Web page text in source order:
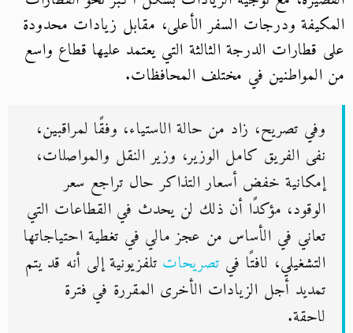
المكيفة ودرجات السفر الأعلى، مقابل زيادات محدودة
على قطارات الدرجة الثالثة التي يعتمد عليها قطاع واسع
من المواطنين في مختلف المحافظات.
وفي تصريح، زاد من حالة الاستياء، وفقًا لمراقبين،
نفى الفريق كامل الوزير، وزير النقل والمواصلات،
إمكانية خفض أسعار التذاكر حال تراجع سعر
الوقود، مؤكدًا أن ذلك لن يحدث في القطاعات التي
تعاني في الأساس من عجز مالي في تغطية احتياجاتها
التشغيلي، لافتًا في تصريحات تلفزيونية إلى أنه قد يتم
تمديد أجل الزيادات الأخرى المقررة في فترة
لاحقة.